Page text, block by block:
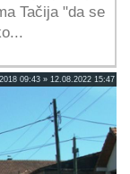
Tačija "da se
09:43 » 12.08.2022 15:47